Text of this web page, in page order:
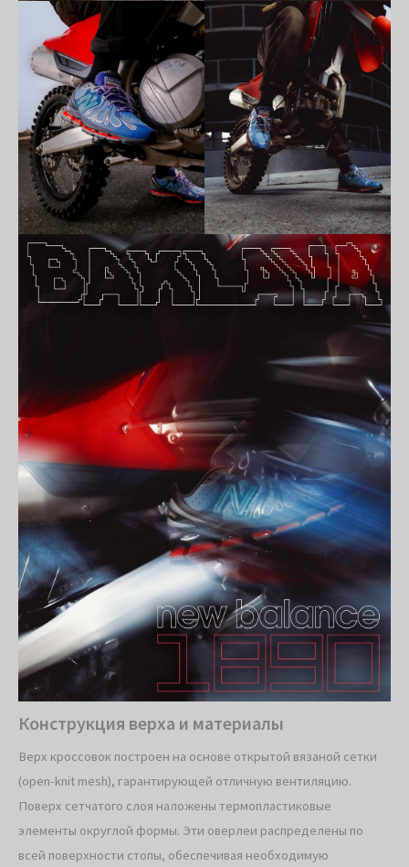
Конструкция верха и материалы
Верх кроссовок построен на основе открытой вязаной сетки
(open-knit mesh), гарантирующей отличную вентиляцию.
Поверх сетчатого слоя наложены термопластиковые
элементы округлой формы. Эти оверлеи распределены по
всей поверхности стопы, обеспечивая необходимую